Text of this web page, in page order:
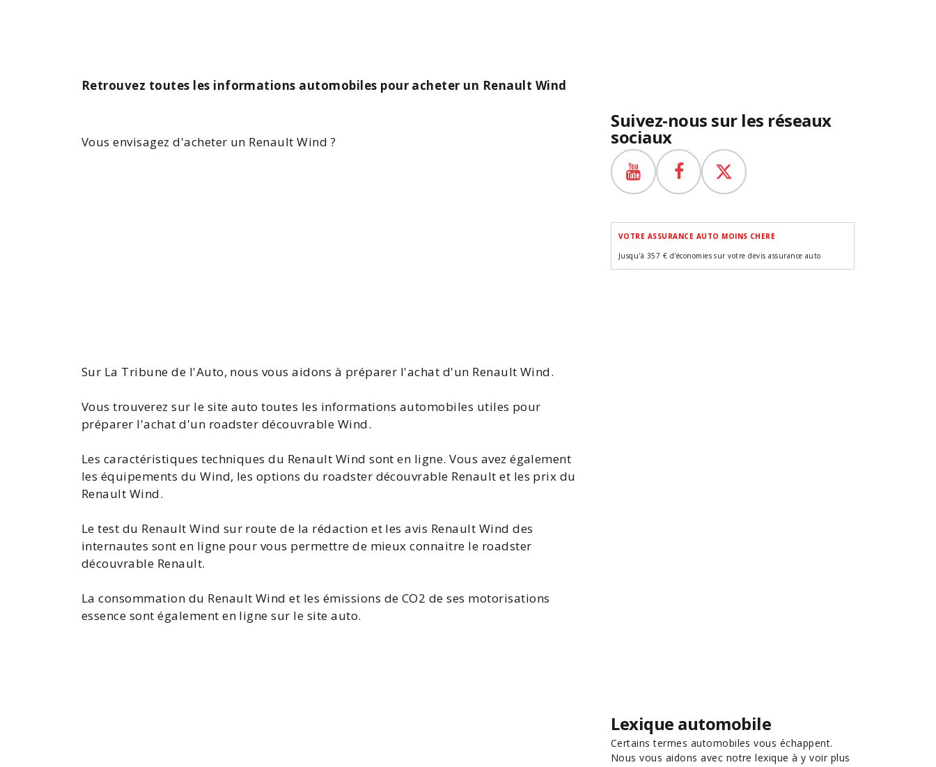
Retrouvez toutes les informations automobiles pour acheter un Renault Wind
Vous envisagez d'acheter un Renault Wind ?
Sur La Tribune de l'Auto, nous vous aidons à préparer l'achat d'un Renault Wind.
Vous trouverez sur le site auto toutes les informations automobiles utiles pour
préparer l'achat d'un roadster découvrable Wind.
Les caractéristiques techniques du Renault Wind sont en ligne. Vous avez également
les équipements du Wind, les options du roadster découvrable Renault et les prix du
Renault Wind.
Letest du Renault Wind sur route de la rédaction et lesavis Renault Wind des
internautes sont en ligne pour vous permettre de mieux connaitre le roadster
découvrable Renault.
La consommation du Renault Wind et les émissions de CO2 de ses motorisations
essence sont également en ligne sur le site auto.
Suivez-nous sur les réseaux
sociaux
VOTRE ASSURANCE AUTO MOINS CHERE
Jusqu'à 357 € d'économies sur votre devis assurance auto
Lexique automobile
Certains termes automobiles vous échappent.
Nous vous aidons avec notre lexique à y voir plus